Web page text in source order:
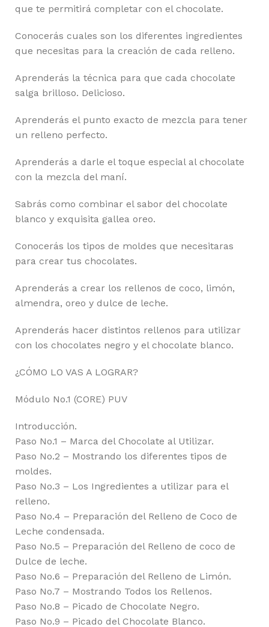
que te permitirá completar con el chocolate.
Conocerás cuales son los diferentes ingredientes
que necesitas para la creación de cada relleno.
Aprenderás la técnica para que cada chocolate
salga brilloso. Delicioso.
Aprenderás el punto exacto de mezcla para tener
un relleno perfecto.
Aprenderás a darle el toque especial al chocolate
con la mezcla del maní.
Sabrás como combinar el sabor del chocolate
blanco y exquisita gallea oreo.
Conocerás los tipos de moldes que necesitaras
para crear tus chocolates.
Aprenderás a crear los rellenos de coco, limón,
almendra, oreo y dulce de leche.
Aprenderás hacer distintos rellenos para utilizar
con los chocolates negro y el chocolate blanco.
¿CÓMO LO VAS A LOGRAR?
Módulo No.1 (CORE) PUV
Introducción.
Paso No.1 – Marca del Chocolate al Utilizar.
Paso No.2 – Mostrando los diferentes tipos de
moldes.
Paso No.3 – Los Ingredientes a utilizar para el
relleno.
Paso No.4 – Preparación del Relleno de Coco de
Leche condensada.
Paso No.5 – Preparación del Relleno de coco de
Dulce de leche.
Paso No.6 – Preparación del Relleno de Limón.
Paso No.7 – Mostrando Todos los Rellenos.
Paso No.8 – Picado de Chocolate Negro.
Paso No.9 – Picado del Chocolate Blanco.